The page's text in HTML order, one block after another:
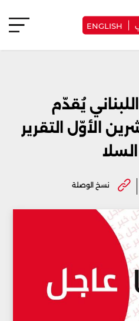
ENGLISH
يُقدّم
في 9 تشرين الأوّل التقرير
نسخ الوصلة